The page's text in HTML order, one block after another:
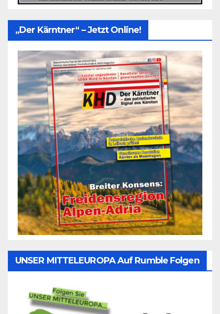
„Der Kärntner“ – Jetzt Online!
UNSER MITTELEUROPA Auf Rumble Folgen